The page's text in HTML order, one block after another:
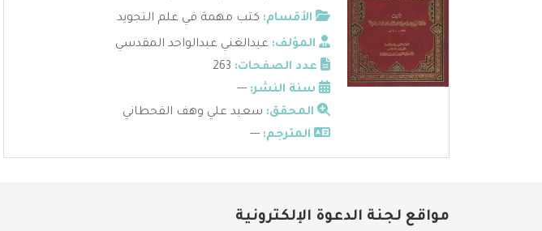
الأقسام: كتب مهمة في علم التجويد
المؤلف: عبدالغني عبدالواحد المقدسي
عدد الصفحات:
سنة النشر: ---
المحقق: سعيد علي وهف القحطاني
المترجم: ---
مواقع لجنة الدعوة الإلكترونية